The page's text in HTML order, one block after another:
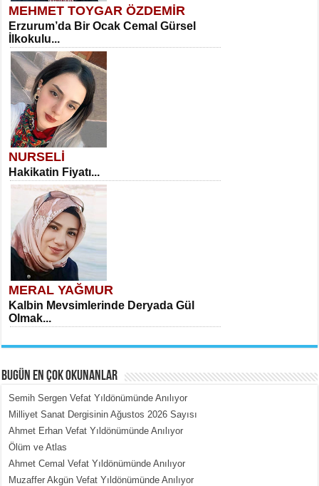
MEHMET TOYGAR ÖZDEMİR
Erzurum’da Bir Ocak Cemal Gürsel
İlkokulu...
NURSELİ
Hakikatin Fiyatı...
MERAL YAĞMUR
Kalbin Mevsimlerinde Deryada Gül
Olmak...
MEHMET ÇOBAN
İçerdeki Put Dışardaki Maskeler...
BUGÜN EN ÇOK OKUNANLAR
Semih Sergen Vefat Yıldönümünde Anılıyor
Milliyet Sanat Dergisinin Ağustos 2026 Sayısı
Ahmet Erhan Vefat Yıldönümünde Anılıyor
Ölüm ve Atlas
Ahmet Cemal Vefat Yıldönümünde Anılıyor
Muzaffer Akgün Vefat Yıldönümünde Anılıyor